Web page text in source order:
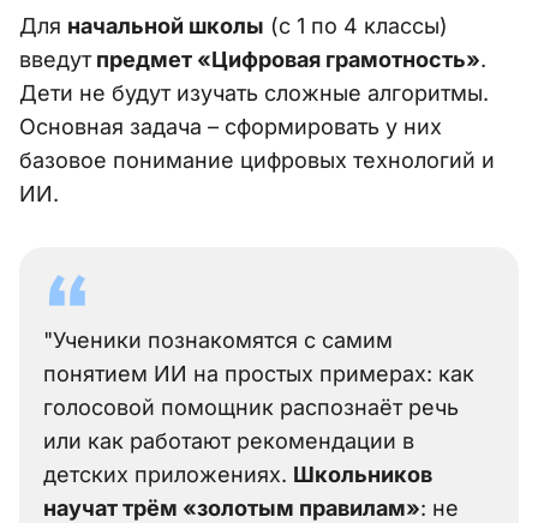
Для начальной школы (с 1 по 4 классы)
введутпредмет «Цифровая грамотность».
Дети не будут изучать сложные алгоритмы.
Основная задача – сформировать у них
базовое понимание цифровых технологий и
ИИ.
"Ученики познакомятся с самим
понятием ИИ на простых примерах: как
голосовой помощник распознаёт речь
или как работают рекомендации в
детских приложениях. Школьников
научат трём «золотым правилам»: не